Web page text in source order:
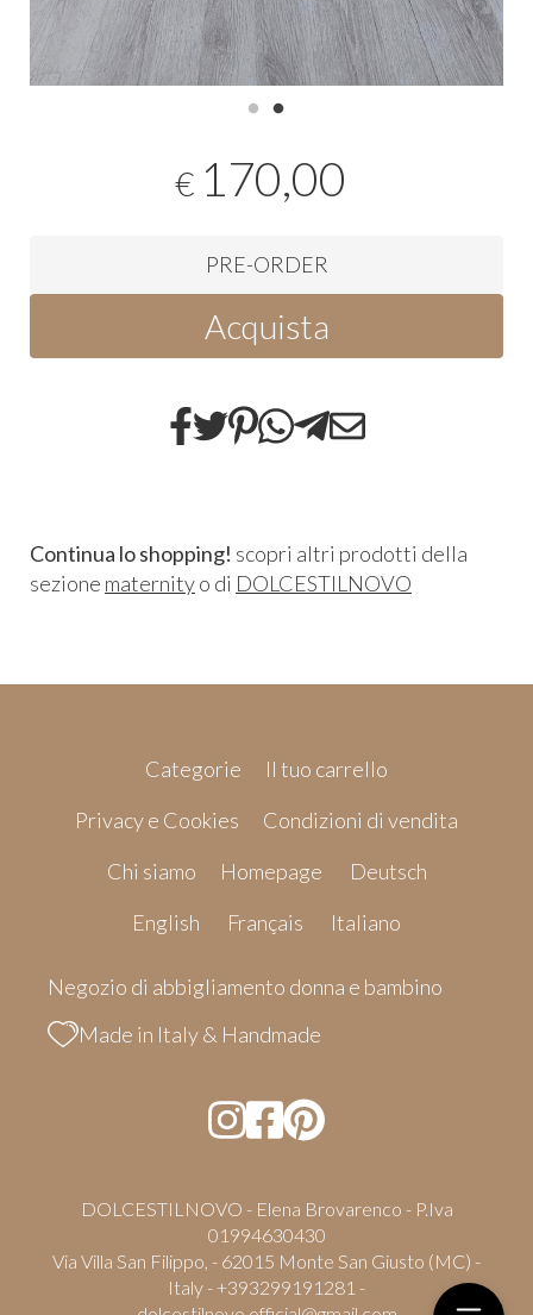
€ 170,00
PRE-ORDER
Acquista
Continua lo shopping! scopri altri prodotti della
sezione maternityo di DOLCESTILNOVO
Categorie
Il tuo carrello
Privacy e Cookies
Condizioni di vendita
Chi siamo
Homepage
Deutsch
English
Français Italiano
Negozio di abbigliamento donna e bambino
Made in Italy & Handmade
DOLCESTILNOVO - Elena Brovarenco - P.Iva
01994630430
Via Villa San Filippo, - 62015 Monte San Giusto (MC) -
Italy - +393299191281 -